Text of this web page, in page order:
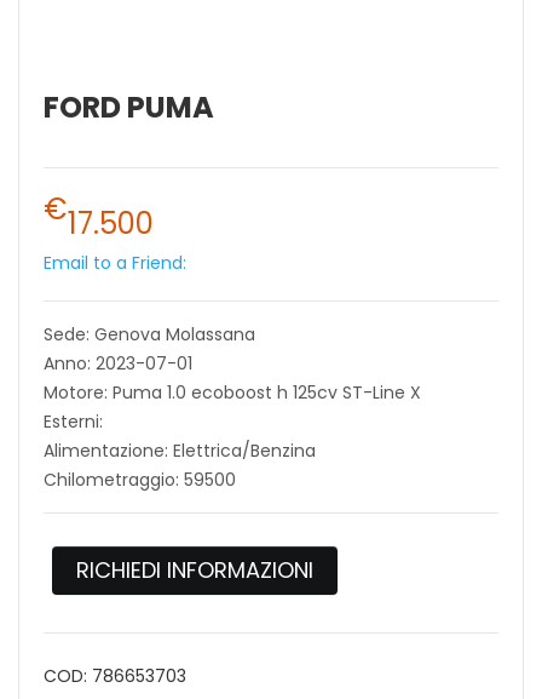
FORD PUMA
€17.500
Email to a Friend:
Sede: Genova Molassana
Anno: 2023-07-01
Motore: Puma 1.0 ecoboost h 125cv ST-Line X
Esterni:
Alimentazione: Elettrica/Benzina
Chilometraggio: 59500
RICHIEDI INFORMAZIONI
COD: 786653703